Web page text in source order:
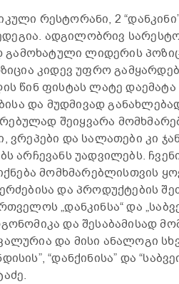
რესტორანი, 2 “დანკინი”
ადგილობრივ
გამოხატული ლიდერის
კიდევ უფრო
წინ ფისტას ლატე დაემატა
და მუდმივად
შეიყვარა
და სალათები კი
არჩევანს უადვილებს.
მომხმარებლისთვის
და პროდუქტების
„დანკინსა“ და
და შესაბამისად
და მისი ანალოგი
“დანქინისა” და